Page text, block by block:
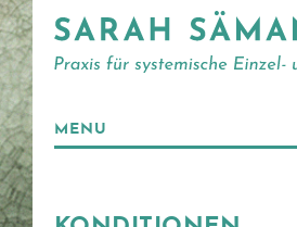
MENU